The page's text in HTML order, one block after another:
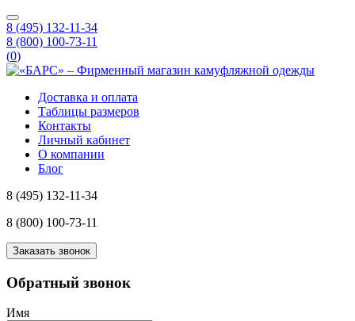
8 (495) 132-11-34
8 (800) 100-73-11
(0)
Доставка и оплата
Таблицы размеров
Контакты
Личный кабинет
О компании
Блог
8 (495) 132-11-34
8 (800) 100-73-11
Заказать звонок
Обратный звонок
Имя